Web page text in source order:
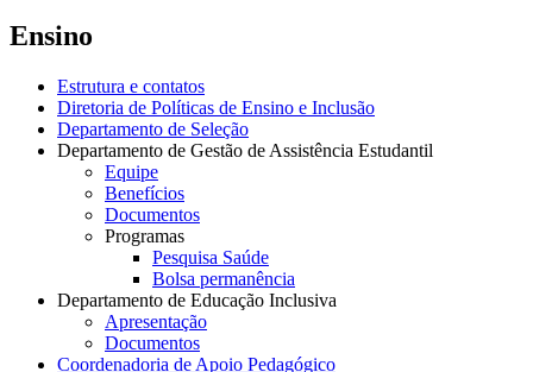
Ensino
Estrutura e contatos
Diretoria de Políticas de Ensino e Inclusão
Departamento de Seleção
Departamento de Gestão de Assistência Estudantil
Equipe
Benefícios
Documentos
Programas
Pesquisa Saúde
Bolsa permanência
Departamento de Educação Inclusiva
Apresentação
Documentos
Coordenadoria de Apoio Pedagógico